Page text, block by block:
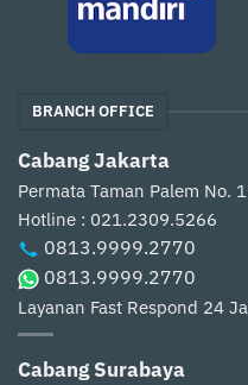
BRANCH OFFICE
Cabang Jakarta
Permata Taman Palem No.
Hotline : 021.2309.5266
0813.9999.2770
0813.9999.2770
Layanan Fast Respond 24
Cabang Surabaya